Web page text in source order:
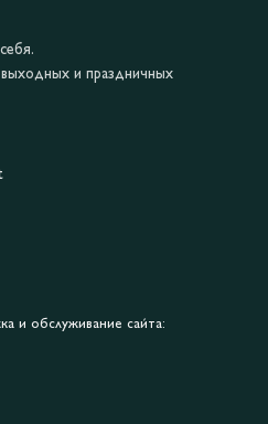
выходных и праздничных
и обслуживание сайта: